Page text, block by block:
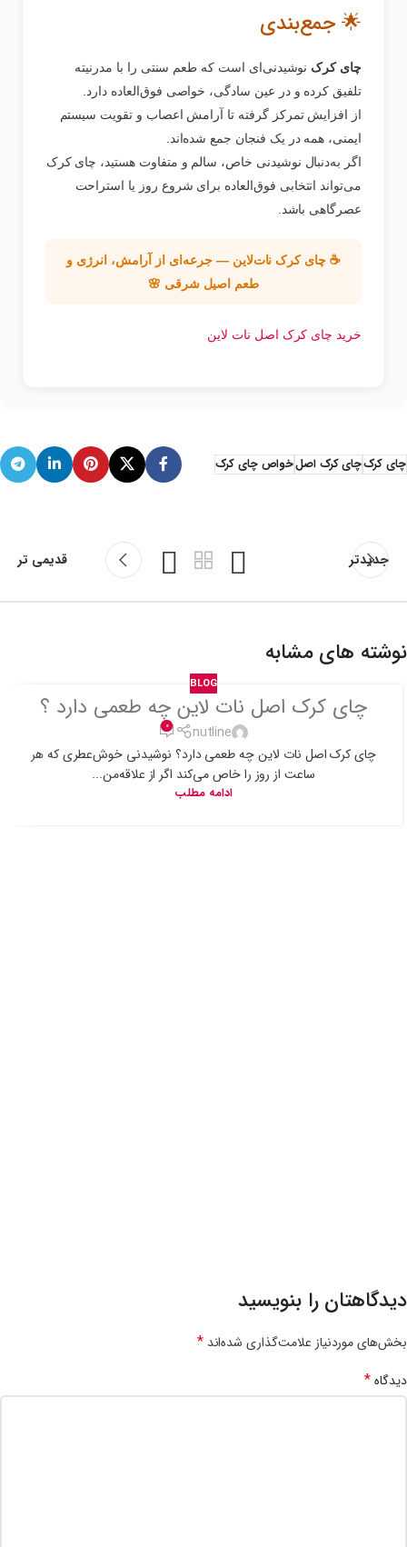
🌟 جمع‌بندی
چای کرک نوشیدنی‌ای است که طعم سنتی را با مدرنیته
تلفیق کرده و در عین سادگی، خواصی فوق‌العاده دارد.
از افزایش تمرکز گرفته تا آرامش اعصاب و تقویت سیستم
ایمنی، همه در یک فنجان جمع شده‌اند.
اگر به‌دنبال نوشیدنی خاص، سالم و متفاوت هستید، چای کرک
می‌تواند انتخابی فوق‌العاده برای شروع روز یا استراحت
عصرگاهی باشد.
☕ چای کرک نات‌لاین — جرعه‌ای از آرامش، انرژی و
طعم اصیل شرقی 🌸
خرید چای کرک اصل نات لاین
چای کرکچای کرک اصلخواص چای کرک
جدیدتر قدیمی تر
نوشته های مشابه
BLOG
چای کرک اصل نات لاین چه طعمی دارد ؟
nutline
0
چای کرک اصل نات لاین چه طعمی دارد؟ نوشیدنی خوش‌عطری که هر
ساعت از روز را خاص می‌کند اگر از علاقه‌من...
ادامه مطلب
دیدگاهتان را بنویسید
بخش‌های موردنیاز علامت‌گذاری شده‌اند*
دیدگاه*